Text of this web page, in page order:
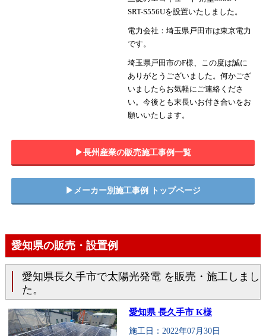
SRT-S556Uを設置いたしました。
電力会社：埼玉県戸田市は東京電力
です。
埼玉県戸田市のF様、この度は誠に
ありがとうございました。何かござ
いましたらお気軽にご連絡くださ
い。今後とも末長いお付き合いをお
願いいたします。
▶︎長州産業の販売施工事例一覧
▶︎メーカー別施工事例 トップページ
愛知県の販売・設置例
愛知県長久手市で太陽光発電 を販売・施工しまし
た。
愛知県 長久手市 K様
施工日：2022年07月30日